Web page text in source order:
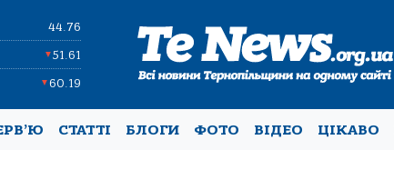
44.76
▼51.61
▼60.19
СТАТТІ БЛОГИ ФОТО ВІДЕО ЦІКАВО